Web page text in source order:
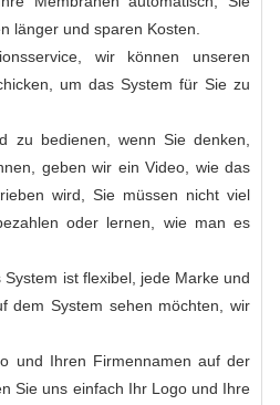
länger und sparen Kosten.
wir können unseren
um das System für Sie zu
zu bedienen, wenn Sie denken,
geben wir ein Video, wie das
wird, Sie müssen nicht viel
oder lernen, wie man es
ist flexibel, jede Marke und
dem System sehen möchten, wir
und Ihren Firmennamen auf der
Sie uns einfach Ihr Logo und Ihre